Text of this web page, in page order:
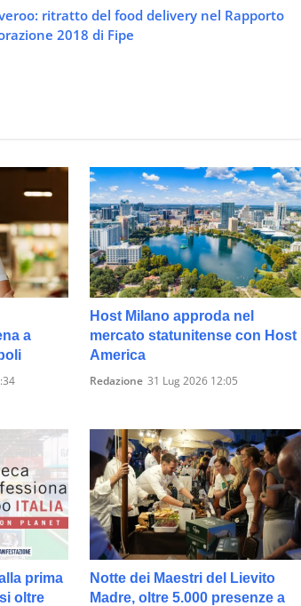
ritratto del food delivery nel Rapporto
2018 di Fipe
a
Host Milano approda nel
mercato statunitense con Host
America
Redazione 31 Lug 2026 12:05
prima
oltre
Notte dei Maestri del Lievito
Madre, oltre 5.000 presenze a